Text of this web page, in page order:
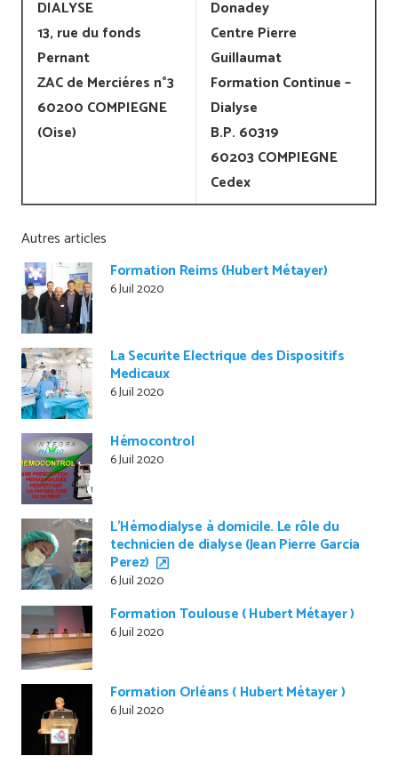
DIALYSE
13, rue du fonds
Pernant
ZAC de Merciéres n°3
60200 COMPIEGNE
(Oise)
Donadey
Centre Pierre
Guillaumat
Formation Continue –
Dialyse
B.P. 60319
60203 COMPIEGNE
Cedex
Autres articles
Formation Reims (Hubert Métayer)
6 Juil 2020
La Securite Electrique des Dispositifs
Medicaux
6 Juil 2020
Hémocontrol
6 Juil 2020
L’Hémodialyse à domicile. Le rôle du
technicien de dialyse (Jean Pierre Garcia
Perez)
6 Juil 2020
Formation Toulouse ( Hubert Métayer )
6 Juil 2020
Formation Orléans ( Hubert Métayer )
6 Juil 2020